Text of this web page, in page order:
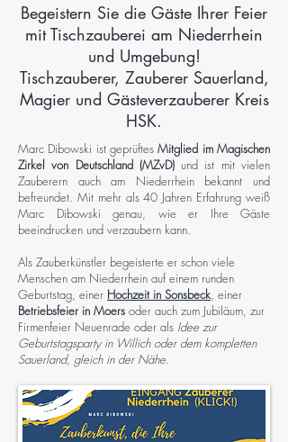
Begeistern Sie die Gäste Ihrer Feier
mit Tischzauberei am Niederrhein
und Umgebung!
Tischzauberer, Zauberer Sauerland,
Magier und Gästeverzauberer Kreis
HSK.
Marc Dibowski ist geprüftesMitglied im Magischen
Zirkel von Deutschland (MZvD)und ist mit vielen
Zauberern auch am Niederrhein bekannt und
befreundet. Mit mehr als 40 Jahren Erfahrung weiß
Marc Dibowski genau, wie er Ihre Gäste
beeindrucken und verzaubern kann.
Als Zauberkünstler begeisterte er schon viele
Menschen am Niederrhein auf einem runden
Geburtstag, einer Hochzeit in Sonsbeck, einer
Betriebsfeier in Moers oder auch zum Jubiläum, zur
Firmenfeier Neuenrade oder als Idee zur
Geburtstagsparty in Willich oder dem kompletten
Sauerland, gleich in der Nähe.